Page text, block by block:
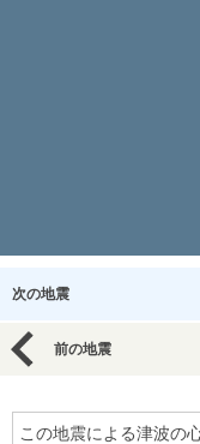
次の地震
前の地震
この地震による津波の